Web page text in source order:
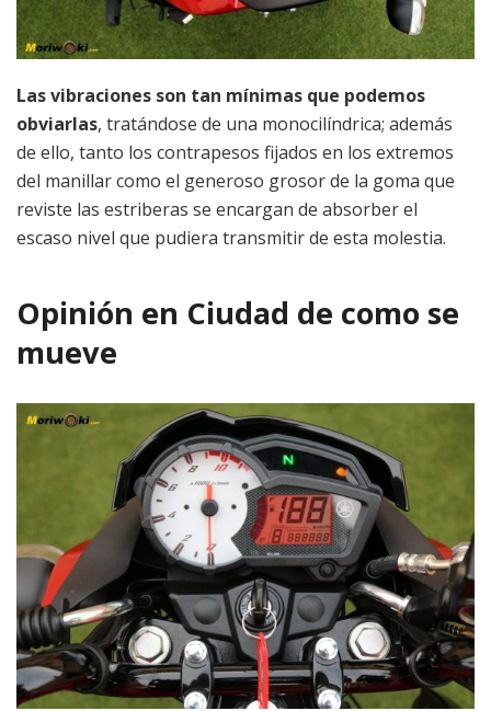
Las vibraciones son tan mínimas que podemos
obviarlas, tratándose de una monocilíndrica; además
de ello, tanto los contrapesos fijados en los extremos
del manillar como el generoso grosor de la goma que
reviste las estriberas se encargan de absorber el
escaso nivel que pudiera transmitir de esta molestia.
Opinión en Ciudad de como se
mueve